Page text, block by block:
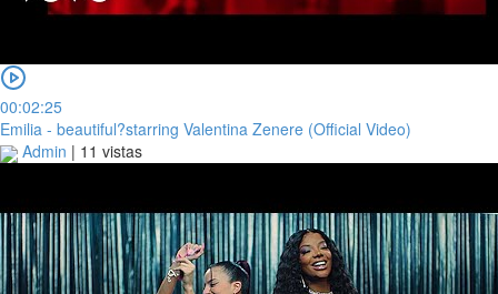
00:02:25
Emilia - beautiful?starring Valentina Zenere (Official Video)
Admin | 11 vistas